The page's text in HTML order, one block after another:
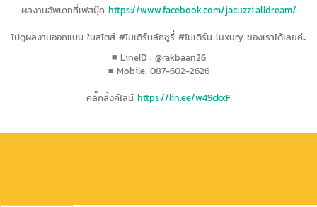
ผลงานอัพเดทที่เฟสบุ๊ค https://www.facebook.com/jacuzzi.alldream/
ไปดูผลงานออกแบบ ในสไตส์ #โมเดิร์นลักซูรี่ #โมเดิร์น luxury ของเราได้เลยค่ะ
■ LineID : @rakbaan26
■ Mobile. 087-602-2626
คลิ๊กลิ้งค์ไลน์ https://lin.ee/w49ckxF